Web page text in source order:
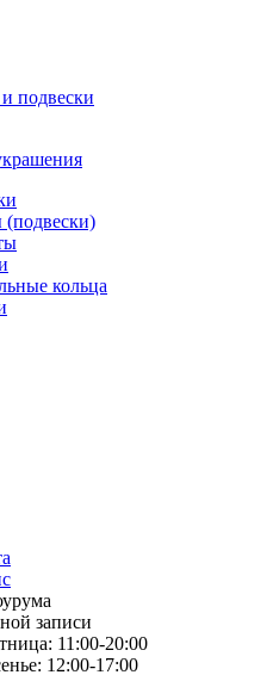
подвески
кольца
записи
11:00-20:00
12:00-17:00